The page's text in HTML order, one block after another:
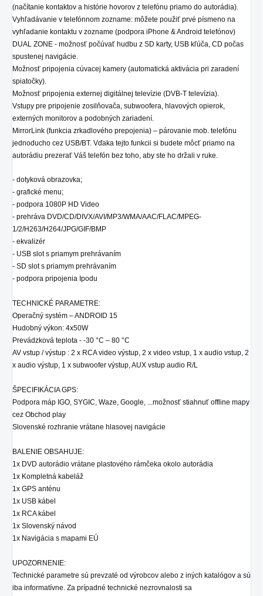
(načítanie kontaktov a histórie hovorov z telefónu priamo do autorádia).
Vyhľadávanie v telefónnom zozname: môžete použiť prvé písmeno na
vyhľadanie kontaktu v zozname (podpora iPhone & Android telefónov)
DUAL ZONE - možnosť počúvať hudbu z SD karty, USB kľúča, CD počas
spustenej navigácie.
Možnosť pripojenia cúvacej kamery (automatická aktivácia pri zaradení
spiatočky).
Možnosť pripojenia externej digitálnej televízie (DVB-T televízia).
Vstupy pre pripojenie zosilňovača, subwoofera, hlavových opierok,
externých monitorov a podobných zariadení.
MirrorLink (funkcia zrkadlového prepojenia) – párovanie mob. telefónu
jednoducho cez USB/BT. Vďaka tejto funkcii si budete môcť priamo na
autorádiu prezerať Váš telefón bez toho, aby ste ho držali v ruke.
- dotyková obrazovka;
- grafické menu;
- podpora 1080P HD Video
- prehráva DVD/CD/DIVX/AVI/MP3/WMA/AAC/FLAC/MPEG-
1/2/H263/H264/JPG/GIF/BMP
- ekvalizér
- USB slot s priamym prehrávaním
- SD slot s priamym prehrávaním
- podpora pripojenia Ipodu
TECHNICKÉ PARAMETRE:
Operačný systém – ANDROID 15
Hudobný výkon: 4x50W
Prevádzková teplota - -30 °C – 80 °C
AV vstup / výstup : 2 x RCA video výstup, 2 x video vstup, 1 x audio vstup, 2
x audio výstup, 1 x subwoofer výstup, AUX vstup audio R/L
ŠPECIFIKÁCIA GPS:
Podpora máp IGO, SYGIC, Waze, Google, ...možnosť stiahnuť offline mapy
cez Obchod play
Slovenské rozhranie vrátane hlasovej navigácie
BALENIE OBSAHUJE:
1x DVD autorádio vrátane plastového rámčeka okolo autorádia
1x Kompletná kabeláž
1x GPS anténu
1x USB kábel
1x RCA kábel
1x Slovenský návod
1x Navigácia s mapami EÚ
UPOZORNENIE:
Technické parametre sú prevzaté od výrobcov alebo z iných katalógov a sú
iba informatívne. Za prípadné technické nezrovnalosti sa